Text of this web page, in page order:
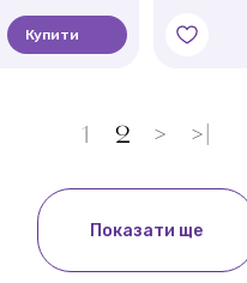
Купити
1 2 > >|
Показати ще